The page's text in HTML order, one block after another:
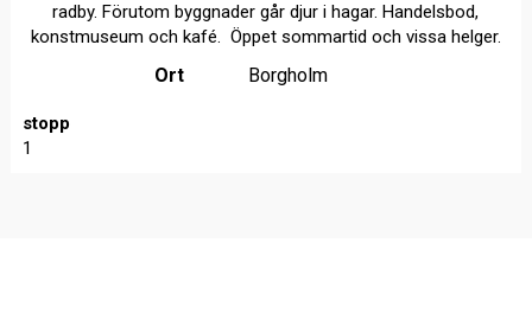
radby. Förutom byggnader går djur i hagar. Handelsbod,
konstmuseum och kafé. Öppet sommartid och vissa helger.
Ort Borgholm
stopp
1